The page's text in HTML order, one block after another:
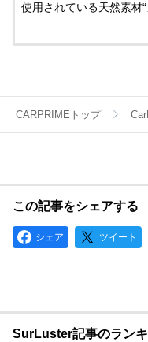
使用されている天然素材
ックスの製造を始めた
クスに選ばれ、シュアラ
スと認められることにな
れ続けている理由でもあ
CARPRIMEトップ
この記事をシェアする
シェア ツイート
SurLuster記事のラン